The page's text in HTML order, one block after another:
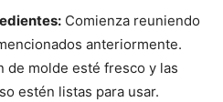
Comienza reuniendo
anteriormente.
de molde esté fresco y las
estén listas para usar.